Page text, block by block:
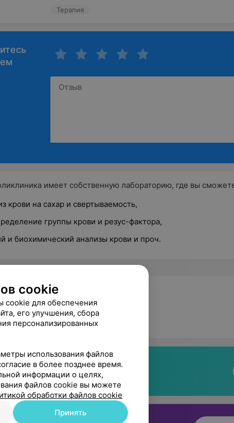
Терапия
имеет собственную лабораторию, где вы
крови на сахар и свертываемость,
группы крови и резус-фактора,
и биохимический анализы крови и проч.
ул. Калинина, 5
МАРШРУТ
cookie
cookie для обеспечения
его улучшения, сбора
персонализированных
использования файлов
в более позднее время.
информации о целях,
файлов cookie вы можете
обработки файлов cookie
Принять